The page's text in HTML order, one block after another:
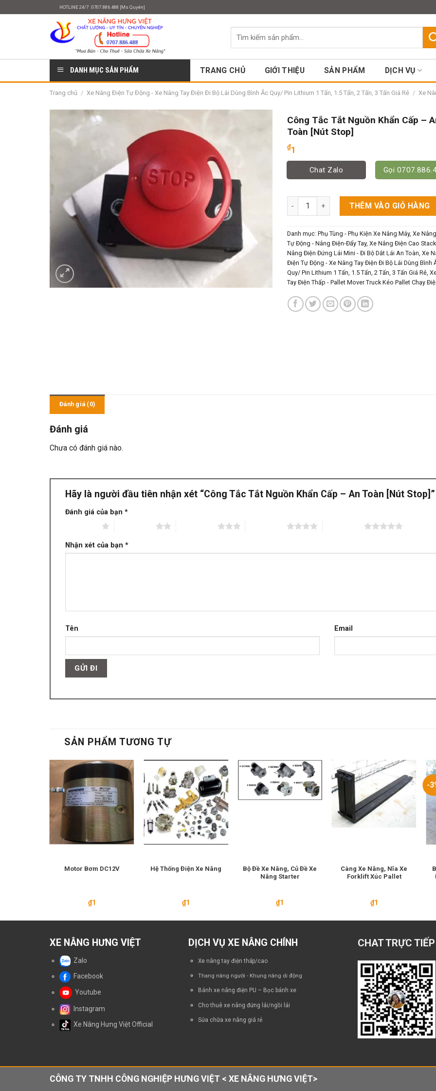
HOTLINE 24/7 : 0707.886.488 [Ms Quyên]
Tìm
DANH MỤC SẢN PHẨM TRANG CHỦ GIỚI THIỆU SẢN PHẨM DỊCH VỤ
Trang chủ / Xe Nâng Điện Tự Động - Xe Nâng Tay Điện Đi Bộ Lái Dùng Bình Ắc Quy/ Pin Lithium 1 Tấn, 1.5 Tấn, 2 Tấn, 3 Tấn Giá Rẻ / Xe
Công Tắc Tắt Nguồn Khẩn Cấp –
Toàn [Nút Stop]
₫1
Chat Zalo Gọi
Công Tắc Tắt Nguồn Khẩn Cấp - An Toàn
THÊM VÀO GIỎ HÀNG
Danh mục: Phụ Tùng - Phụ Kiện Xe Nâng Máy, Xe
Tự Động - Nâng Điện-Đẩy Tay, Xe Nâng Điện Cao
Nâng Điện Đứng Lái Mini - Đi Bộ Dắt Lái An Toàn Xe
Điện Tự Động - Xe Nâng Tay Điện Đi Bộ Lái Dùng Bình
Quy/ Pin Lithium 1 Tấn, 1.5 Tấn, 2 Tấn, 3 Tấn Giá Rẻ,
Tay Điện Thấp - Pallet Mover Truck Kéo Pallet Chạy
Đánh giá (0)
Đánh giá
Chưa có đánh giá nào.
Hãy là người đầu tiên nhận xét “Công Tắc Tắt Nguồn Khẩn Cấp – An Toàn [Nút
Đánh giá của bạn *
Nhận xét của bạn *
Tên Email
SẢN PHẨM TƯƠNG TỰ
Motor Bơm DC12V
₫1
Hệ Thống Điện Xe Nâng
₫1
Bộ Đề Xe Nâng, Củ Đề Xe
Nâng Starter
₫1
Càng Xe Nâng, Nĩa Xe
Forklift Xúc Pallet
₫1
-
XE NÂNG HƯNG VIỆT
Zalo
Facebook
Youtube
Instagram
Xe Nâng Hưng Việt Official
DỊCH VỤ XE NÂNG CHÍNH
Xe nâng tay điện thấp/cao
Thang nâng người - Khung nâng di động
Bánh xe nâng điện PU – Bọc bánh xe
Cho thuê xe nâng đứng lái/ngồi lái
Sửa chữa xe nâng giá rẻ
CHAT TRỰC TIẾP
CÔNG TY TNHH CÔNG NGHIỆP HƯNG VIỆT < XE NÂNG HƯNG VIỆT>